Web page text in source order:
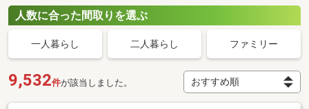
人数に合った間取りを選ぶ
一人暮らし 二人暮らし ファミリー
9,532件が該当しました。